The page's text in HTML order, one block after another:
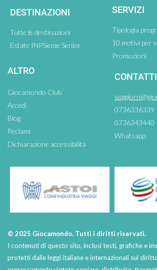
DESTINAZIONI
Tutte le destinazioni
Estate INPSieme Senior
SERVIZI
Tipologia
10 motivi per
Promozioni
ALTRO
Giocamondo Club
Accedi
Blog
Reclami
Dichiarazione accessibilità
CONTATTI
0736336339
0736343440
Whatsapp
© 2025 Giocamondo. Tutti i diritti riservati.
I contenuti di questo sito, inclusi testi, grafiche e
protetti dalle leggi italiane e internazionali sul